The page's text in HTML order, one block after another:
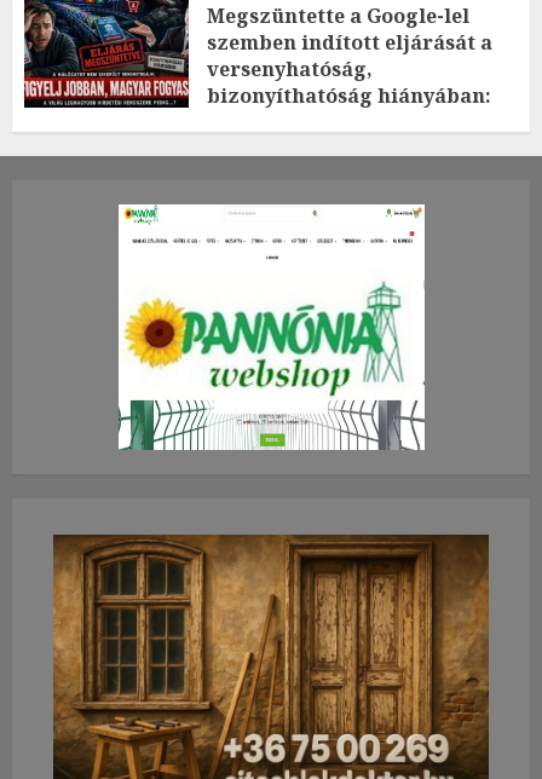
Megszüntette a Google-lel
szemben indított eljárását a
versenyhatóság,
bizonyíthatóság hiányában:
2026.JÚLIUS.23. CSÜTÖRTÖK.
0